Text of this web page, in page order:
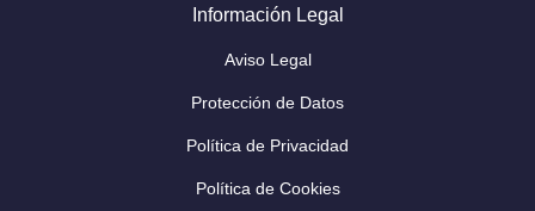
Información Legal
Aviso Legal
Protección de Datos
Política de Privacidad
Política de Cookies